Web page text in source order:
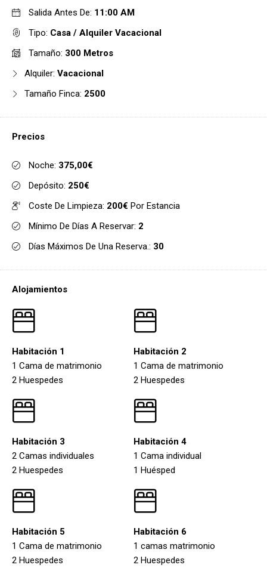
Salida Antes De: 11:00 AM
Tipo: Casa / Alquiler Vacacional
Tamaño: 300 Metros
Alquiler: Vacacional
Tamaño Finca: 2500
Precios
Noche: 375,00€
Depósito: 250€
Coste De Limpieza: 200€ Por Estancia
Mínimo De Días A Reservar: 2
Días Máximos De Una Reserva.: 30
Alojamientos
Habitación 1
1 Cama de matrimonio
2 Huespedes
Habitación 2
1 Cama de matrimonio
2 Huespedes
Habitación 3
2 Camas individuales
2 Huespedes
Habitación 4
1 Cama individual
1 Huésped
Habitación 5
1 Cama de matrimonio
2 Huespedes
Habitación 6
1 camas matrimonio
2 Huespedes